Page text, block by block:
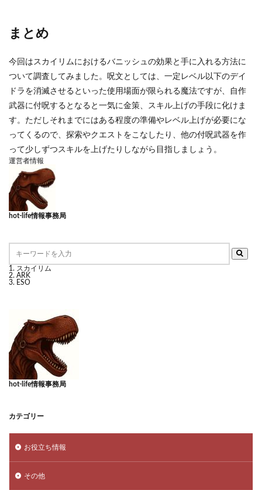
まとめ
今回はスカイリムにおけるバニッシュの効果と手に入れる方法に
ついて調査してみました。呪文としては、一定レベル以下のデイ
ドラを消滅させるといった使用場面が限られる魔法ですが、自作
武器に付呪するとなると一気に金策、スキル上げの手段に化けま
す。ただしそれまでにはある程度の準備やレベル上げが必要にな
ってくるので、探索やクエストをこなしたり、他の付呪武器を作
って少しずつスキルを上げたりしながら目指しましょう。
運営者情報
hot-life情報事務局
スカイリム
ARK
ESO
hot-life情報事務局
カテゴリー
お役立ち情報
その他